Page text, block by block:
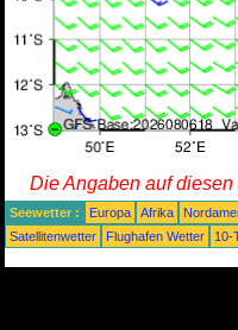
Die Angaben auf
Seewetter : Europa Afrika
Satellitenwetter
Flughafen Wetter 10-